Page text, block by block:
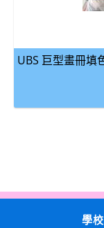
UBS 巨型畫冊填
學